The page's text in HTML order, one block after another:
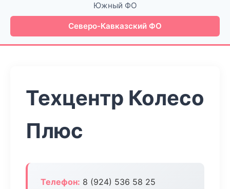
Южный ФО
Северо-Кавказский ФО
Техцентр Колесо
Плюс
Телефон: 8 (924) 536 58 25